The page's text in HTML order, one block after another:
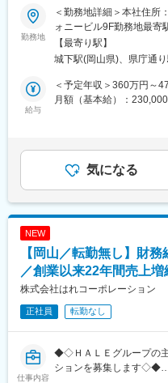
◎景気に左右されないス
◎未経験歓迎です。総務
ジションです。
◎経験に合わせて、業務
※未経験の方には、事務
から始めて頂きます。
◎全国87拠点展開！！
■業務内容：
グループ法人7社（社員
■組織構成：
総務人事課7名（男性5
■グループの特徴：
・景気に左右されないス
を継続中
勤務地
＜勤務地詳細＞本社住所
ォニービル9F勤務地最寄
屋内喫煙可能場所あり変
【最寄り駅】
城下駅(岡山県)、県庁通
給与
＜予定年収＞360万円～
月額（基本給）：
気になる
NEW
【岡山／転勤無し】財
／創業以来22年間売上
株式会社はれコーポレーション
正社員 転勤なし
仕事内容
◆◇ＨＡＬＥグループの
ションを募集します◇◆